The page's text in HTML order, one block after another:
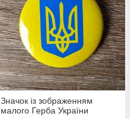
Значок із зображенням
малого Герба України